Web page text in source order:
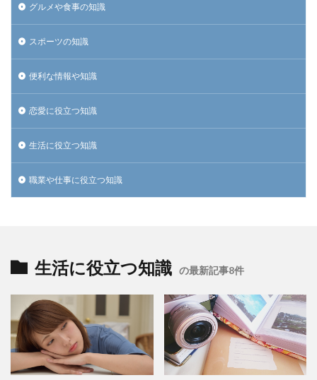
グルメや食事の知識
スポーツの知識
便利な情報や知識
恋愛に役立つ知識
生活に役立つ知識
職業や仕事に役立つ知識
生活に役立つ知識 の最新記事8件